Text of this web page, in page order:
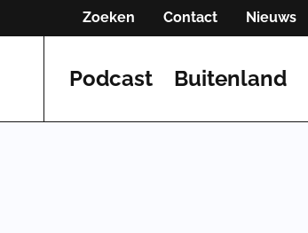
Zoeken Contact Nieuws
Podcast Buitenland